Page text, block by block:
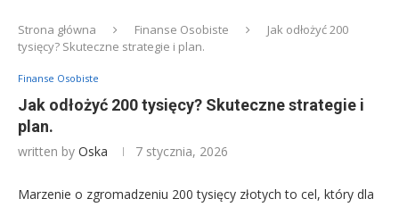
Strona główna Finanse Osobiste
Jak odłożyć 200
tysięcy? Skuteczne strategie i plan.
Finanse Osobiste
Jak odłożyć 200 tysięcy? Skuteczne strategie i
plan.
written by Oska 7 stycznia, 2026
Marzenie o zgromadzeniu 200 tysięcy złotych to cel, który dla